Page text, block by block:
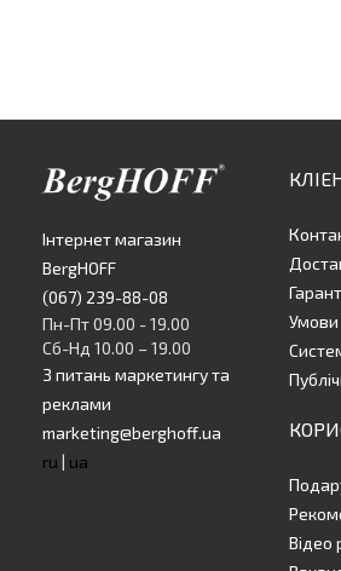
Інтернет магазин
BergHOFF
(067) 239-88-08
Пн-Пт 09.00 - 19.00
Сб-Нд 10.00 – 19.00
З питань маркетингу та
реклами
marketing@berghoff.ua
ru | ua
Умови
Відео